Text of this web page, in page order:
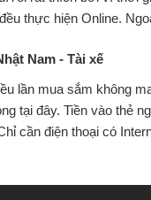
không cần gặp
Tôi kinh doanh
hàng, nhờ biết
quyết được công